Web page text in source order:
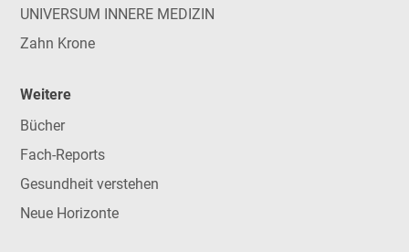
UNIVERSUM INNERE MEDIZIN
Zahn Krone
Weitere
Bücher
Fach-Reports
Gesundheit verstehen
Neue Horizonte